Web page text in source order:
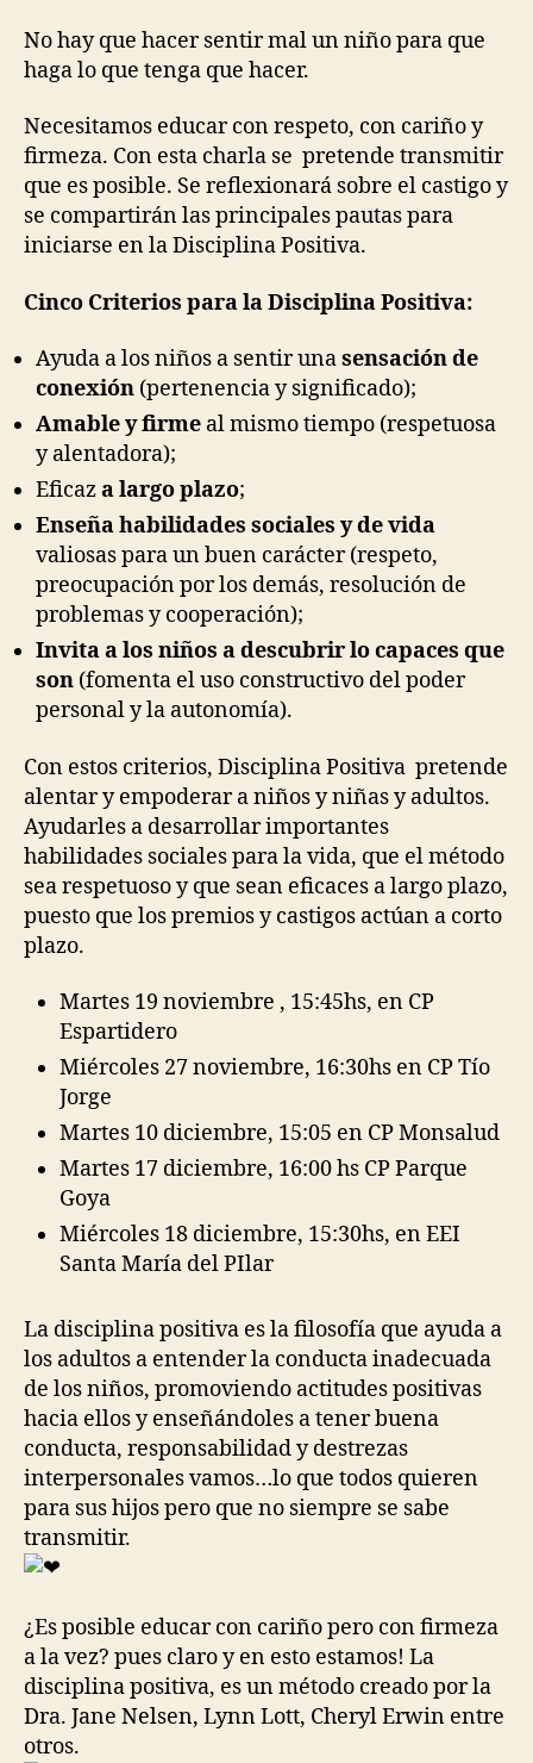
No hay que hacer sentir mal un niño para que
haga lo que tenga que hacer.
Necesitamos educar con respeto, con cariño y
firmeza. Con esta charla se pretende transmitir
que es posible. Se reflexionará sobre el castigo y
se compartirán las principales pautas para
iniciarse en la Disciplina Positiva.
Cinco Criterios para la Disciplina Positiva:
Ayuda a los niños a sentir unasensación de
conexión (pertenencia y significado);
Amable y firme al mismo tiempo (respetuosa
y alentadora);
Eficaza largo plazo;
Enseña habilidades sociales y de vida
valiosas para un buen carácter (respeto,
preocupación por los demás, resolución de
problemas y cooperación);
Invita a los niños a descubrir lo capaces que
son (fomenta el uso constructivo del poder
personal y la autonomía).
Con estos criterios, Disciplina Positiva pretende
alentar y empoderar a niños y niñas y adultos.
Ayudarles a desarrollar importantes
habilidades sociales para la vida, que el método
sea respetuoso y que sean eficaces a largo plazo,
puesto que los premios y castigos actúan a corto
plazo.
Martes 19 noviembre , 15:45hs, en CP
Espartidero
Miércoles 27 noviembre, 16:30hs en CP Tío
Jorge
Martes 10 diciembre, 15:05 en CP Monsalud
Martes 17 diciembre, 16:00 hs CP Parque
Goya
Miércoles 18 diciembre, 15:30hs, en EEI
Santa María del PIlar
La disciplina positiva es la filosofía que ayuda a
los adultos a entender la conducta inadecuada
de los niños, promoviendo actitudes positivas
hacia ellos y enseñándoles a tener buena
conducta, responsabilidad y destrezas
interpersonales vamos…lo que todos quieren
para sus hijos pero que no siempre se sabe
transmitir.
¿Es posible educar con cariño pero con firmeza
a la vez? pues claro y en esto estamos! La
disciplina positiva, es un método creado por la
Dra. Jane Nelsen, Lynn Lott, Cheryl Erwin entre
otros.